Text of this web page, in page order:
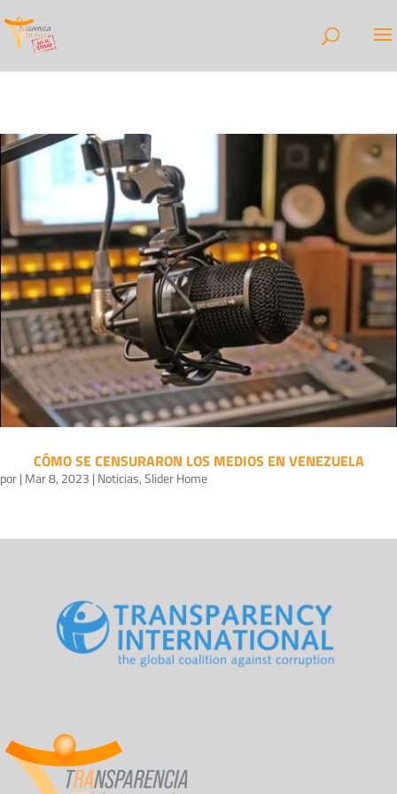
CÓMO SE CENSURARON LOS MEDIOS EN VENEZUELA
por| Mar 8, 2023 | Noticias,Slider Home